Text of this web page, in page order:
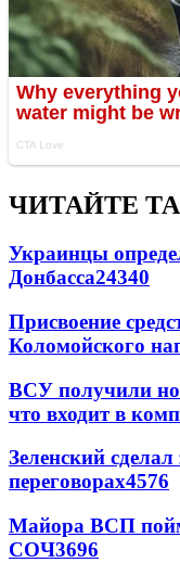
ЧИТАЙТЕ
Украинцы
Донбасса24340
Присвоение
Коломойского
ВСУ получили
что входит в
Зеленский
переговорах4576
Майора ВСП
СОЧ3696